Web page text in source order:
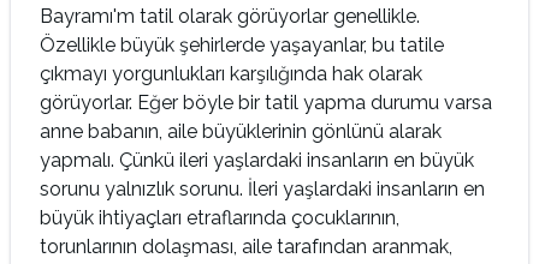
Bayramı'm tatil olarak görüyorlar genellikle.
Özellikle büyük şehirlerde yaşayanlar, bu tatile
çıkmayı yorgunlukları karşılığında hak olarak
görüyorlar. Eğer böyle bir tatil yapma durumu varsa
anne ba­banın, aile büyüklerinin gönlünü alarak
yapmalı. Çünkü ileri yaşlardaki insanların en büyük
sorunu yalnızlık sorunu. İleri yaşlardaki insanların en
büyük ihtiyaçları etraflarında çocuklarının,
torunlarının dolaşması, aile tarafından aranmak,